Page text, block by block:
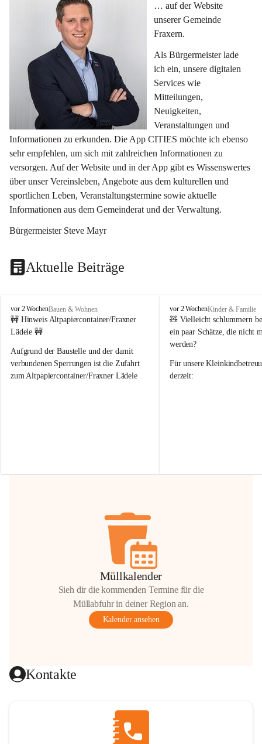
… auf der Website
unserer Gemeinde
Fraxern.
Als Bürgermeister lade
ich ein, unsere digitalen
Services wie
Mitteilungen,
Neuigkeiten,
Veranstaltungen und
Informationen zu erkunden. Die App CITIES möchte ich ebenso
sehr empfehlen, um sich mit zahlreichen Informationen zu
versorgen. Auf der Website und in der App gibt es Wissenswertes
über unser Vereinsleben, Angebote aus dem kulturellen und
sportlichen Leben, Veranstaltungstermine sowie aktuelle
Informationen aus dem Gemeinderat und der Verwaltung.
Bürgermeister Steve Mayr
Aktuelle Beiträge
F
r
a
e
r
n
vor 2 WochenBauen & Wohnen
🚧 Hinweis Altpapiercontainer/Fraxner
Lädele 🚧
Aufgrund der Baustelle und der damit
verbundenen Sperrungen ist die Zufahrt
zum Altpapiercontainer/Fraxner Lädele
Hilfsbereitschaft!
F
r
a
x
r
n
vor 2 WochenKinder & Familie
🧸 Vielleicht schlummern
ein paar Schätze, die nicht
werden?
Für unsere
derzeit:
Müllkalender
Sieh dir die kommenden Termine für die
Müllabfuhr in deiner Region an.
Kalender ansehen
Kontakte